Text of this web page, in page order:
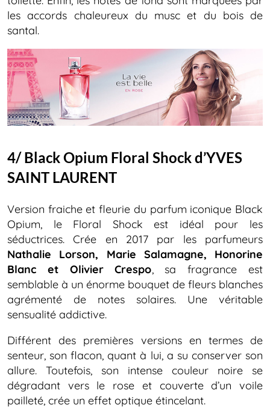
les accords chaleureux du musc et du bois de
santal.
4/ Black Opium Floral Shock d’YVES
SAINT LAURENT
Version fraiche et fleurie du parfum iconique Black
Opium, le Floral Shock est idéal pour les
séductrices. Crée en 2017 par les parfumeurs
Nathalie Lorson, Marie Salamagne, Honorine
Blanc et Olivier Crespo, sa fragrance est
semblable à un énorme bouquet de fleurs blanches
agrémenté de notes solaires. Une véritable
sensualité addictive.
Différent des premières versions en termes de
senteur, son flacon, quant à lui, a su conserver son
allure. Toutefois, son intense couleur noire se
dégradant vers le rose et couverte d’un voile
pailleté, crée un effet optique étincelant.